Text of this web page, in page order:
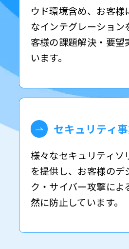
ウド環境含め、お客様
なインテグレーション
客様の課題解決・要望
います。
セキュリティ
様々なセキュリティソ
を提供し、お客様のデ
ク・サイバー攻撃によ
然に防止しています。